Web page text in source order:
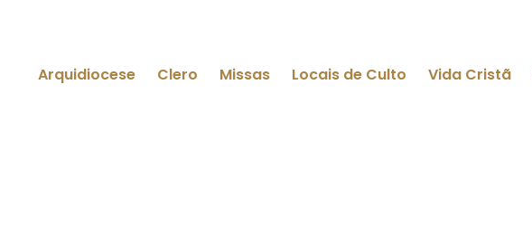
Arquidiocese Clero Missas Locais de Culto Vida Cristã